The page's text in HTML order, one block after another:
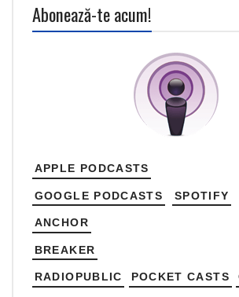
Abonează-te acum!
APPLE PODCASTS
GOOGLE PODCASTS SPOTIFY
ANCHOR
BREAKER
RADIOPUBLIC POCKET CASTS